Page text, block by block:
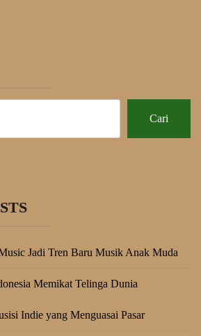
Cari
Jadi Tren Baru Musik Anak Muda
Memikat Telinga Dunia
Indie yang Menguasai Pasar